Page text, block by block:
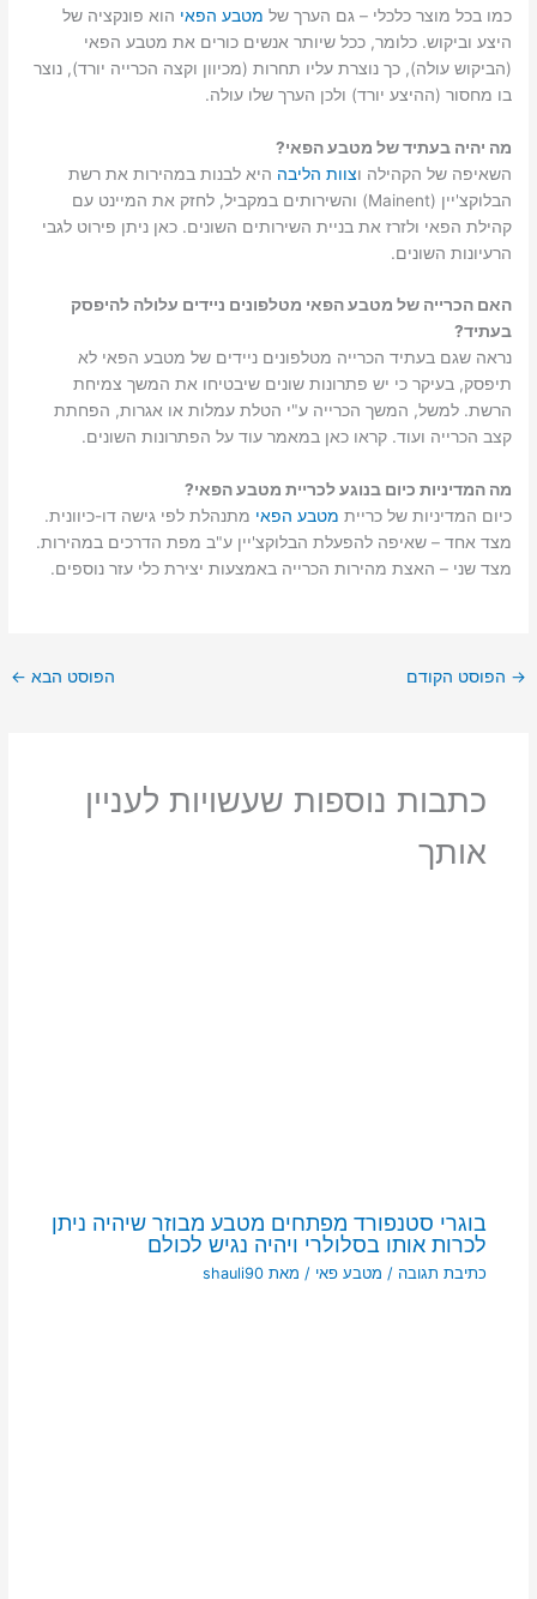
כמו בכל מוצר כלכלי – גם הערך של מטבע הפאי הוא פונקציה של
היצע וביקוש. כלומר, ככל שיותר אנשים כורים את מטבע הפאי
(הביקוש עולה), כך נוצרת עליו תחרות (מכיוון וקצה הכרייה יורד), נוצר
בו מחסור (ההיצע יורד) ולכן הערך שלו עולה.
מה יהיה בעתיד של מטבע הפאי?
השאיפה של הקהילה וצוות הליבה היא לבנות במהירות את רשת
הבלוקצ'יין (Mainent) והשירותים במקביל, לחזק את המיינט עם
קהילת הפאי ולזרז את בניית השירותים השונים. כאן ניתן פירוט לגבי
הרעיונות השונים.
האם הכרייה של מטבע הפאי מטלפונים ניידים עלולה להיפסק
בעתיד?
נראה שגם בעתיד הכרייה מטלפונים ניידים של מטבע הפאי לא
תיפסק, בעיקר כי יש פתרונות שונים שיבטיחו את המשך צמיחת
הרשת. למשל, המשך הכרייה ע"י הטלת עמלות או אגרות, הפחתת
קצב הכרייה ועוד. קראו כאן במאמר עוד על הפתרונות השונים.
מה המדיניות כיום בנוגע לכריית מטבע הפאי?
כיום המדיניות של כריית מטבע הפאי מתנהלת לפי גישה דו-כיוונית.
מצד אחד – שאיפה להפעלת הבלוקצ'יין ע"ב מפת הדרכים במהירות.
מצד שני – האצת מהירות הכרייה באמצעות יצירת כלי עזר נוספים.
→ הפוסט הקודם הפוסט הבא ←
כתבות נוספות שעשויות לעניין
אותך
בוגרי סטנפורד מפתחים מטבע מבוזר שיהיה ניתן
לכרות אותו בסלולרי ויהיה נגיש לכולם
כתיבת תגובה / מטבע פאי / מאת shauli90